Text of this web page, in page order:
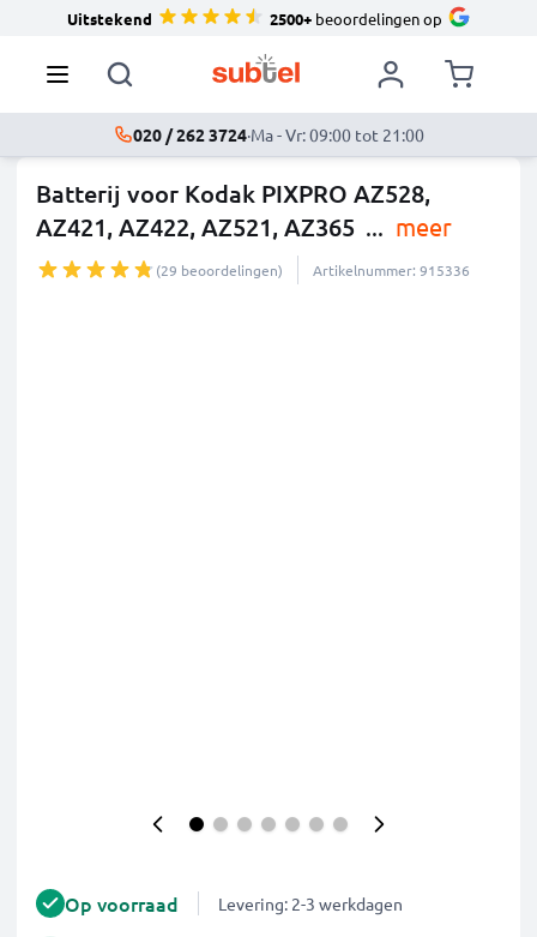
Uitstekend 2500+beoordelingen op
020 / 262 3724·Ma - Vr: 09:00 tot 21:00
Batterij voor Kodak PIXPRO AZ528,
AZ421, AZ422, AZ521, AZ365 ... meer
(29 beoordelingen) Artikelnummer: 915336
Op voorraad Levering: 2-3 werkdagen